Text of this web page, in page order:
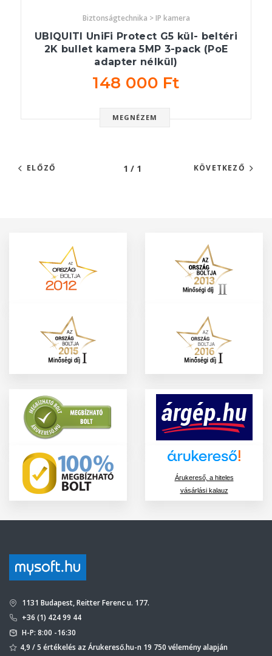
Biztonságtechnika > IP kamera
UBIQUITI UniFi Protect G5 kül- beltéri
2K bullet kamera 5MP 3-pack (PoE
adapter nélkül)
148 000 Ft
MEGNÉZEM
ELŐZŐ 1 / 1 KÖVETKEZŐ
Árukereső, a hiteles
vásárlási kalauz
1131 Budapest, Reitter Ferenc u. 177.
+36 (1) 424 99 44
H-P: 8:00 -16:30
4,9 / 5 értékelés az Árukereső.hu-n 19 750 vélemény alapján